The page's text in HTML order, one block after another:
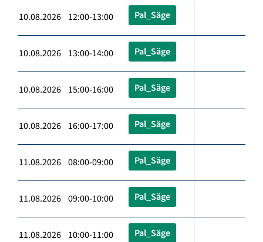
10.08.2026 12:00-13:00 Pal_Säge
10.08.2026 13:00-14:00 Pal_Säge
10.08.2026 15:00-16:00 Pal_Säge
10.08.2026 16:00-17:00 Pal_Säge
11.08.2026 08:00-09:00 Pal_Säge
11.08.2026 09:00-10:00 Pal_Säge
11.08.2026 10:00-11:00 Pal_Säge